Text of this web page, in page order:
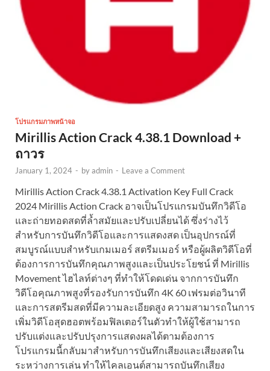
โปรแกรมภาพหน้าจอ
Mirillis Action Crack 4.38.1 Download +
ถาวร
January 1, 2024 - byadmin - Leave a Comment
Mirillis Action Crack 4.38.1 Activation Key Full Crack
2024 Mirillis Action Crack อาจเป็นโปรแกรมบันทึกวิดีโอ
และถ่ายทอดสดที่ล้ำสมัยและปรับเปลี่ยนได้ ซึ่งร่างไว้
สำหรับการบันทึกวิดีโอและการแสดงสด เป็นอุปกรณ์ที่
สมบูรณ์แบบสำหรับเกมเมอร์ สตรีมเมอร์ หรือผู้ผลิตวิดีโอที่
ต้องการการบันทึกคุณภาพสูงและเป็นประโยชน์ ที่ Mirillis
Movement ไฮไลท์ต่างๆ ที่ทำให้โดดเด่น จากการบันทึก
วิดีโอคุณภาพสูงที่รองรับการบันทึก 4K 60 เฟรมต่อวินาที
และการสตรีมสดที่มีความละเอียดสูง ความสามารถในการ
เพิ่มวิดีโอสุดฮอตพร้อมฟิลเตอร์ในตัวทำให้ผู้ใช้สามารถ
ปรับแต่งและปรับปรุงการแสดงผลได้ตามต้องการ
โปรแกรมนี้กลับมาสำหรับการบันทึกเสียงและเสียงสดใน
ระหว่างการเล่น ทำให้ไคลเอนต์สามารถบันทึกเสียง